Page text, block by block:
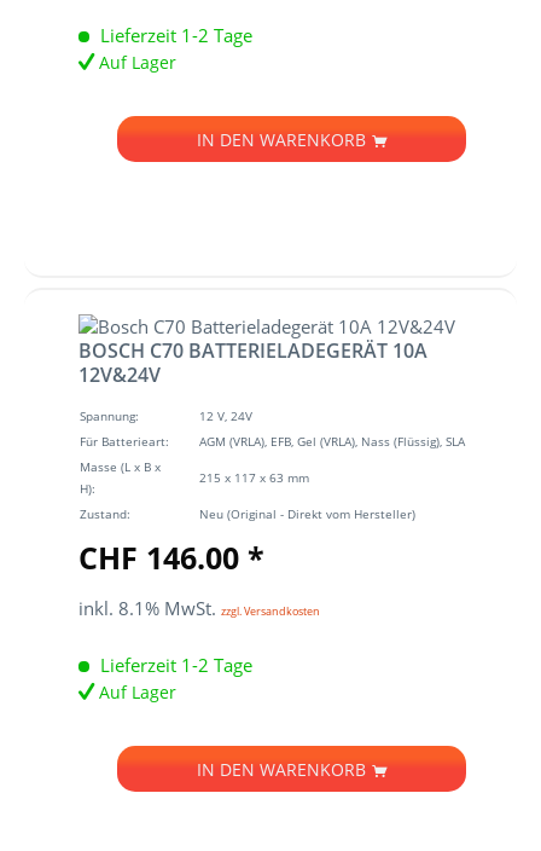
Lieferzeit 1-2 Tage
Auf Lager
IN DEN WARENKORB
BOSCH C70 BATTERIELADEGERÄT 10A
12V&24V
Spannung:
12 V, 24V
Für Batterieart:
AGM (VRLA), EFB, Gel (VRLA), Nass (Flüssig), SLA
Masse (L x B x
H):
215 x 117 x 63 mm
Zustand: Neu (Original - Direkt vom Hersteller)
CHF 146.00 *
inkl. 8.1% MwSt. zzgl. Versandkosten
Lieferzeit 1-2 Tage
Auf Lager
IN DEN WARENKORB